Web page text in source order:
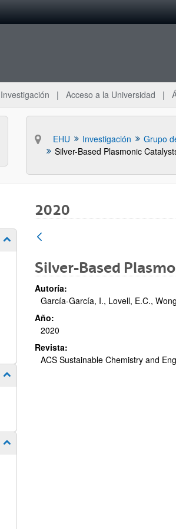
Investigación Acceso a la Universidad
EHU Investigación Grupo
Mostrar/ocultar subpáginas
Mostrar/ocultar subpáginas
Mostrar/ocultar subpáginas
2020
Silver-Based
Autoría:
García-García, I., Lovell, E.C.,
Año:
2020
Revista:
ACS Sustainable Chemistry and